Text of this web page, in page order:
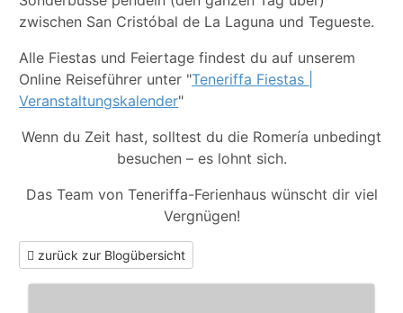
zwischen San Cristóbal de La Laguna und Tegueste.
Alle Fiestas und Feiertage findest du auf unserem
Online Reiseführer unter "Teneriffa Fiestas |
Veranstaltungskalender"
Wenn du Zeit hast, solltest du die Romería unbedingt
besuchen – es lohnt sich.
Das Team von Teneriffa-Ferienhaus wünscht dir viel
Vergnügen!
zurück zur Blogübersicht